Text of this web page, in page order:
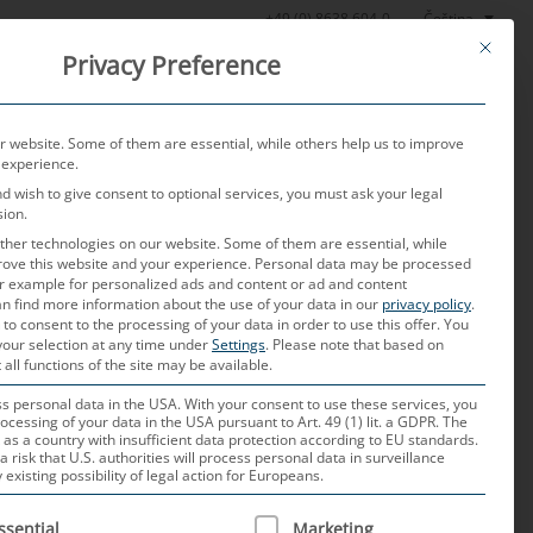
+49 (0) 8638 604-0 Čeština
Aktuality O nás Kariéra Kontakt
Analog Devices pro použití
až 50 Mbit/s prostřednictvím
This
Privacy Preference
website. Some of them are essential, while others help us to improve
wish to give consent to optional services, you must ask your legal
technologies on our website. Some of them are essential, while
this website and your experience. Personal data may be processed
example for personalized ads and content or ad and content
find more information about the use of your data in our privacy policy.
consent to the processing of your data in order to use this offer.You
selection at any time underSettings. Please note that based on
functions of the site may be available.
personal data in the USA. With your consent to use these services, you
of your data in the USA pursuant to Art. 49 (1) lit. a GDPR. The
as a country with insufficient data protection according to EU standards.
risk that U.S. authorities will process personal data in surveillance
possibility of legal action for Europeans.
IS A LIST OF SERVICE GROUPS FOR WHICH CONSENT